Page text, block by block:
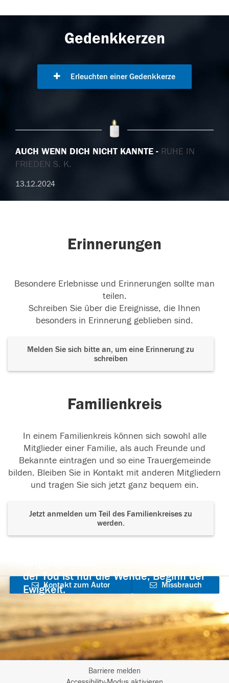
Gedenkkerzen
Erleuchten einer Gedenkkerze
AUCH WENN DICH NICHT KANNTE
RUHE IN
FRIEDEN S. K.
13.12.2024
Erinnerungen
Besondere Erlebnisse und Erinnerungen sollte man
teilen.
Schreiben Sie über die Ereignisse, die Ihnen
besonders in Erinnerung geblieben sind.
Melden Sie sich bitte an, um eine Erinnerung zu
schreiben
Familienkreis
In einem Familienkreis können sich sowohl alle
Mitglieder einer Familie, als auch Freunde und
Bekannte eintragen und so eine Trauergemeinde
bilden. Bleiben Sie in Kontakt mit anderen Mitgliedern
und tragen Sie sich jetzt ganz bequem ein.
Jetzt anmelden um Teil des Familienkreises zu
werden.
der Tod ist nur die Wende, Beginn der
Ewigkeit.
Kontakt zum Autor
aufnehmen
Missbrauch
Barriere melden